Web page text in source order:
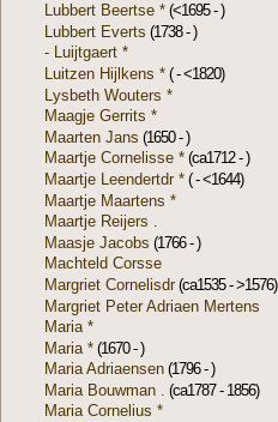
Lubbert Beertse * (<1695 - )
Lubbert Everts (1738 - )
- Luijtgaert *
Luitzen Hijlkens * ( - <1820)
Lysbeth Wouters *
Maagje Gerrits *
Maarten Jans (1650 - )
Maartje Cornelisse * (ca1712 - )
Maartje Leendertdr * ( - <1644)
Maartje Maartens *
Maartje Reijers .
Maasje Jacobs (1766 - )
Machteld Corsse
Margriet Cornelisdr(ca1535 - >1576)
Margriet Peter Adriaen Mertens
Maria *
Maria * (1670 - )
Maria Adriaensen (1796 - )
Maria Bouwman .
(ca1787 - 1856)
Maria Cornelius *